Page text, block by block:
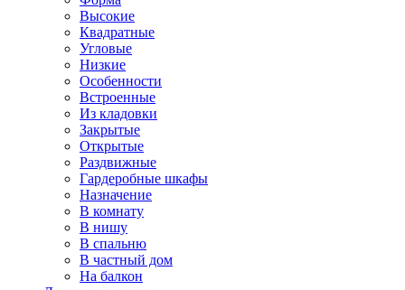
Высокие
Квадратные
Угловые
Низкие
Особенности
Встроенные
Из кладовки
Закрытые
Открытые
Раздвижные
Гардеробные шкафы
Назначение
В комнату
В нишу
В спальню
В частный дом
На балкон